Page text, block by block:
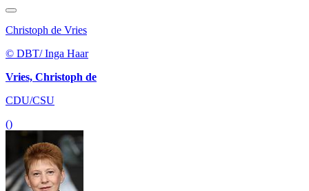
Christoph de Vries
© DBT/ Inga Haar
Vries, Christoph de
CDU/CSU
()